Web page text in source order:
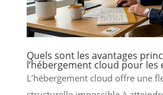
Quels sont les avantages
l’hébergement cloud pour les
L’hébergement cloud offre une